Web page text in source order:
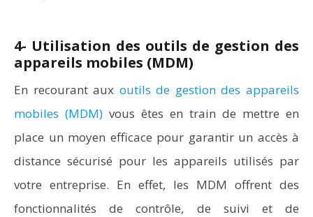
4- Utilisation des outils de gestion des
appareils mobiles (MDM)
En recourant aux outils de gestion des appareils
mobiles (MDM) vous êtes en train de mettre en
place un moyen efficace pour garantir un accès à
distance sécurisé pour les appareils utilisés par
votre entreprise. En effet, les MDM offrent des
fonctionnalités de contrôle, de suivi et de